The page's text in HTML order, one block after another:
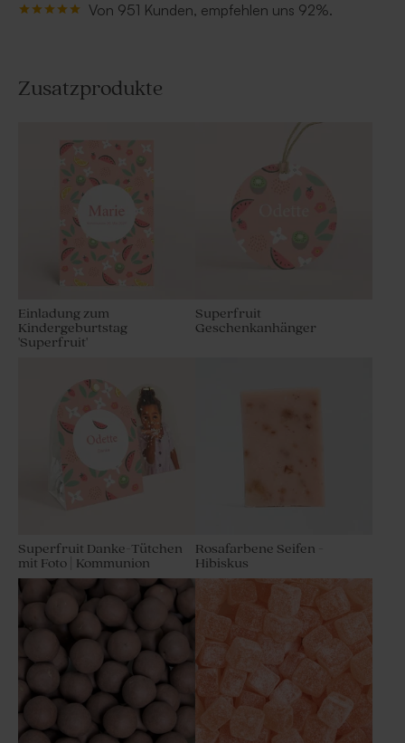
Von 951 Kunden, empfehlen uns 92%.
Zusatzprodukte
Einladung zum
Kindergeburtstag
'Superfruit'
Superfruit
Geschenkanhänger
Superfruit Danke-Tütchen
mit Foto | Kommunion
Rosafarbene Seifen -
Hibiskus